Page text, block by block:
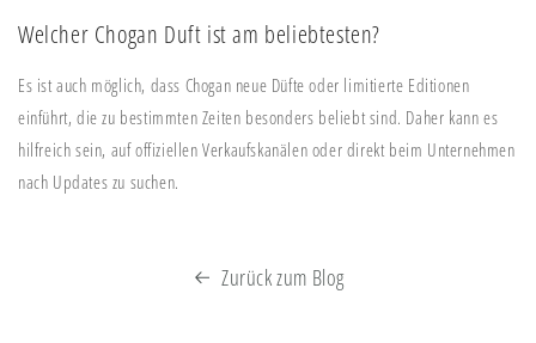
Welcher Chogan Duft ist am beliebtesten?
Es ist auch möglich, dass Chogan neue Düfte oder limitierte Editionen
einführt, die zu bestimmten Zeiten besonders beliebt sind. Daher kann es
hilfreich sein, auf offiziellen Verkaufskanälen oder direkt beim Unternehmen
nach Updates zu suchen.
Zurück zum Blog